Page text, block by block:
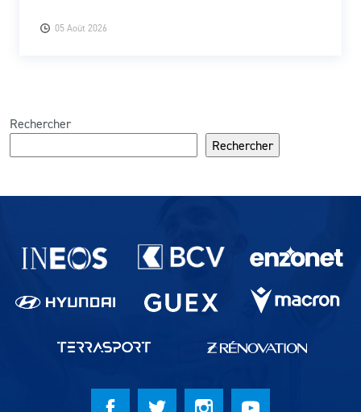
05 Août 2026
Rechercher
Rechercher
Partenaires du lausanne-Sport